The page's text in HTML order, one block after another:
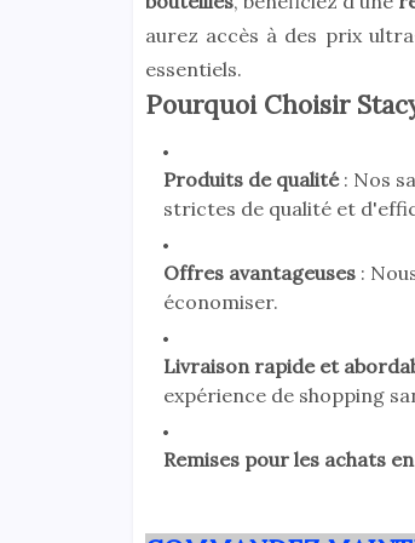
aurez accès à des prix
essentiels.
Pourquoi Choisir
Produits de qualité: Nos
strictes de qualité et
Offres avantageuses:
économiser.
Livraison rapide et
expérience de shopping
Remises pour les achats